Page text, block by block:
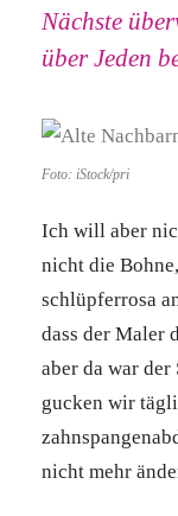
Nächste
über Jeden
Foto: iStock/pri
Ich will aber
nicht die
schlüpferrosa
dass der Maler
aber da war der
gucken wir
nicht mehr